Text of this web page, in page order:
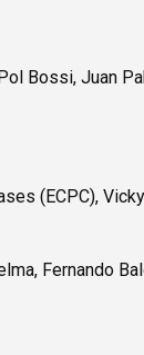
Bossi, Juan
(ECPC), Vicky
Fernando